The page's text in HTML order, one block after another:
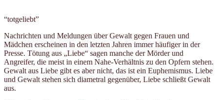
“totgeliebt”
Nachrichten und Meldungen über Gewalt gegen Frauen und
Mädchen erscheinen in den letzten Jahren immer häufiger in der
Presse. Tötung aus „Liebe“ sagen manche der Mörder und
Angreifer, die meist in einem Nahe-Verhältnis zu den Opfern stehen.
Gewalt aus Liebe gibt es aber nicht, das ist ein Euphemismus. Liebe
und Gewalt stehen sich diametral gegenüber, Liebe schließt Gewalt
aus.